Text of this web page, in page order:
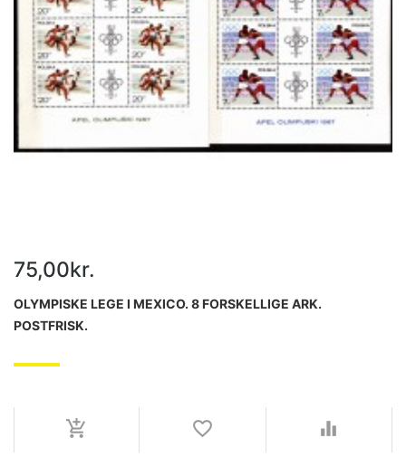
75,00kr.
OLYMPISKE LEGE I MEXICO. 8 FORSKELLIGE ARK.
POSTFRISK.